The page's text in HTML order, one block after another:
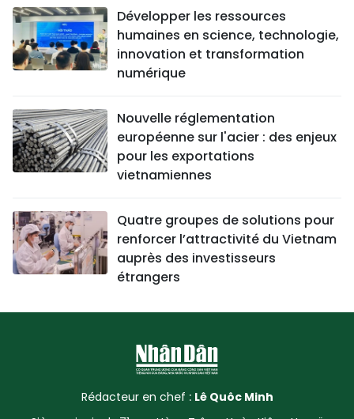
Développer les ressources
humaines en science, technologie,
innovation et transformation
numérique
Nouvelle réglementation
européenne sur l'acier : des enjeux
pour les exportations
vietnamiennes
Quatre groupes de solutions pour
renforcer l’attractivité du Vietnam
auprès des investisseurs
étrangers
Rédacteur en chef : Lê Quôc Minh